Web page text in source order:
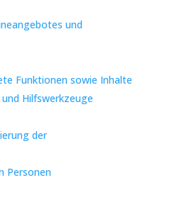
und
Funktionen sowie Inhalte
Hilfswerkzeuge
der
Personen